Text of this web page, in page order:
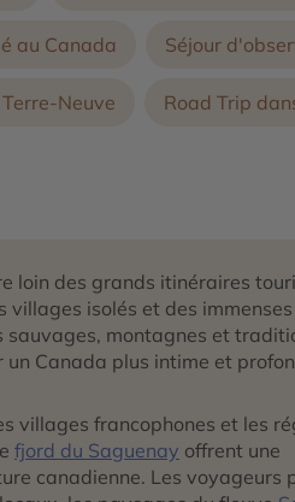
au Canada Séjour
Neuve Road Trip
loin des grands itinéraires
isolés et des
sauvages, montagnes et
Canada plus intime et
villages francophones et les
fjord du Saguenay offrent une
canadienne. Les voyageurs